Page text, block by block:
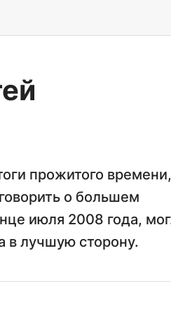
прожитого времени,
о большем
июля 2008 года,
в лучшую сторону.